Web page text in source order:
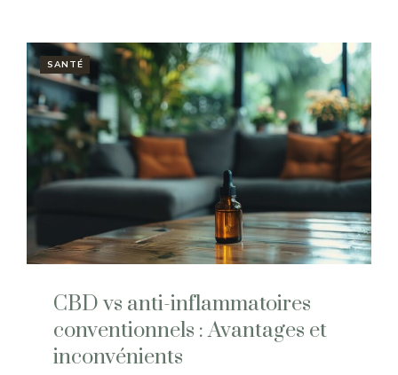
SANTÉ
CBD vs anti-inflammatoires
conventionnels : Avantages et
inconvénients